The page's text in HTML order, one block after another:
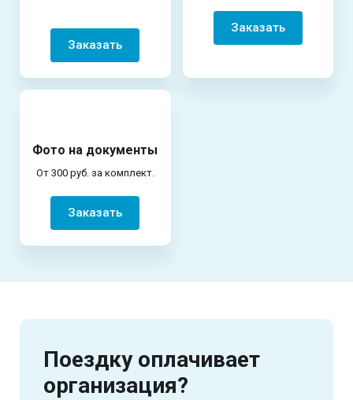
Заказать
Заказать
Фото на документы
От 300 руб. за комплект.
Заказать
Поездку оплачивает
организация?